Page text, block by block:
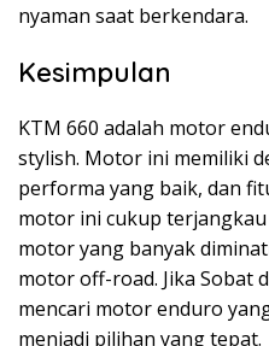
nyaman saat berkendara.
Kesimpulan
KTM 660 adalah motor
stylish. Motor ini memiliki
performa yang baik, dan
motor ini cukup
motor yang banyak
motor off-road. Jika Sobat
mencari motor enduro
menjadi pilihan yang tepat.